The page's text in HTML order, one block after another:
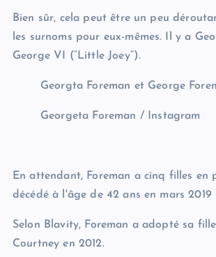
Bien sûr, cela peut être un peu
les surnoms pour eux-mêmes. Il y a
George VI (“Little Joey”).
Georgta Foreman et George
Georgeta Foreman / Instagram
En attendant, Foreman a cinq filles en
décédé à l'âge de 42 ans en mars
Selon Blavity, Foreman a adopté sa
Courtney en 2012.